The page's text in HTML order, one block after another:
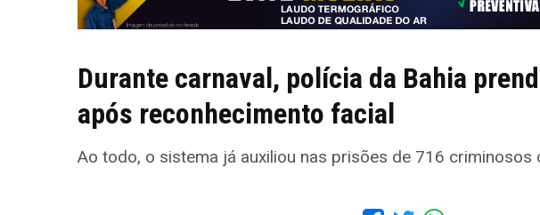
Durante carnaval, polícia da Bahia
após reconhecimento facial
Ao todo, o sistema já auxiliou nas prisões de 716